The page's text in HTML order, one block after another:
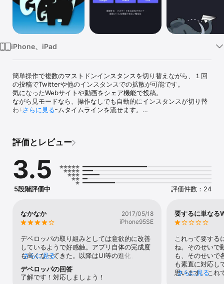
iPhone、iPad
簡単操作で複数のマストドンインスタンスを切り替えながら、１回
の投稿でTwitterや他のインスタンスでの拡散が可能です。
気になったWebサイトや動画をシェア機能で投稿。
ながら見モードなら、操作なしでも自動的にインスタンスが切り替
わり、ストリームタイムラインを流せます。
■他のアプリからのシェアに対応。
可能。
■１つのインスタンスへ投稿したものを同時に他のインスタンス
でブーストして拡散。
■タイムラインはストリーム表示なので操作なしでチェックでき
ます。
だけが全画面に。
iPhoneやiPadを立て掛けて、タイムライン流しっぱなしで使え
もちろん、アプリ動作中だけスリープを無効化することも可
能。
■タイムラインのデザインを着せ替えできます。
お部屋のイメージ合わせた配色を選んで全画面表示にすればマ
ストドン専用据置端末の出来上がり。
さらに見る
評価とレビュー
3.5
5段階評価中 評価件数：24
なかなか
2017/05/18
iPhone95SE
デベロッパの取り組みとしては意欲的に改善
しているようで好感触。アプリ自体の完成度
も高くなってきた。以降はUI等の進化、改善
さらに見る
デベロッパの回答
了解です！対応しましょう！
要するに単なる
これって要する
ね。そのせいで
も、そのせいで
も素直に対応し
思います。これ
さらに見る